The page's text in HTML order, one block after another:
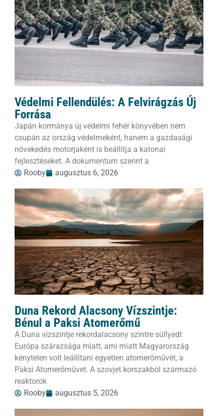
Védelmi Fellendülés: A Felvirágzás Új
Forrása
Japán kormánya új védelmi fehér könyvében nem
csupán az ország védelmeként, hanem a gazdasági
növekedés motorjaként is beállítja a katonai
fejlesztéseket. A dokumentum szerint a
Rooby
augusztus 6, 2026
Duna Rekord Alacsony Vízszintje:
Bénul a Paksi Atomerőmű
A Duna vízszintje rekordalacsony szintre süllyedt
Európa szárazsága miatt, ami miatt Magyarország
kénytelen volt leállítani egyetlen atomerőművét, a
Paksi Atomerőművet. A szovjet korszakból származó
reaktorok
Rooby
augusztus 5, 2026